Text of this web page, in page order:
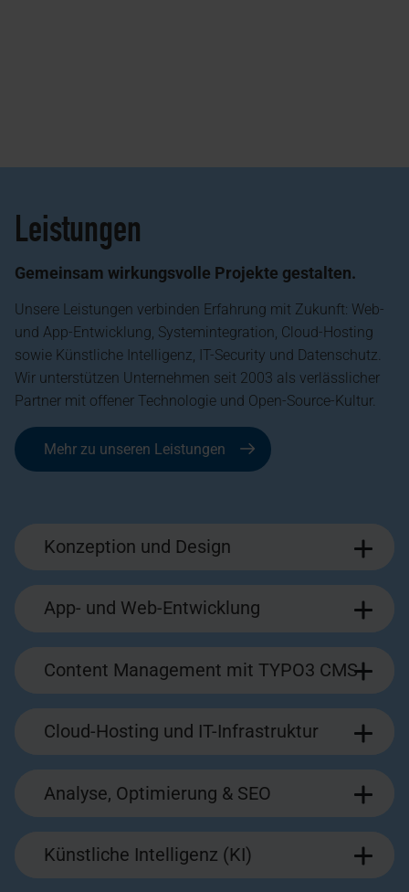
Leistungen
Gemeinsam wirkungsvolle Projekte gestalten.
Unsere Leistungen verbinden Erfahrung mit Zukunft: Web-
und App-Entwicklung, Systemintegration, Cloud-Hosting
sowie Künstliche Intelligenz, IT-Security und Datenschutz.
Wir unterstützen Unternehmen seit 2003 als verlässlicher
Partner mit offener Technologie und Open-Source-Kultur.
Mehr zu unseren Leistungen
Konzeption und Design
App- und Web-Entwicklung
Content Management mit TYPO3 CMS
Cloud-Hosting und IT-Infrastruktur
Analyse, Optimierung & SEO
Künstliche Intelligenz (KI)